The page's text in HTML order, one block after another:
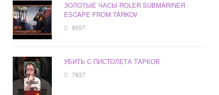
ЗОЛОТЫЕ ЧАСЫ ROLER SUBMARINER
ESCAPE FROM TARKOV
9557
УБИТЬ С ПИСТОЛЕТА ТАРКОВ
7837